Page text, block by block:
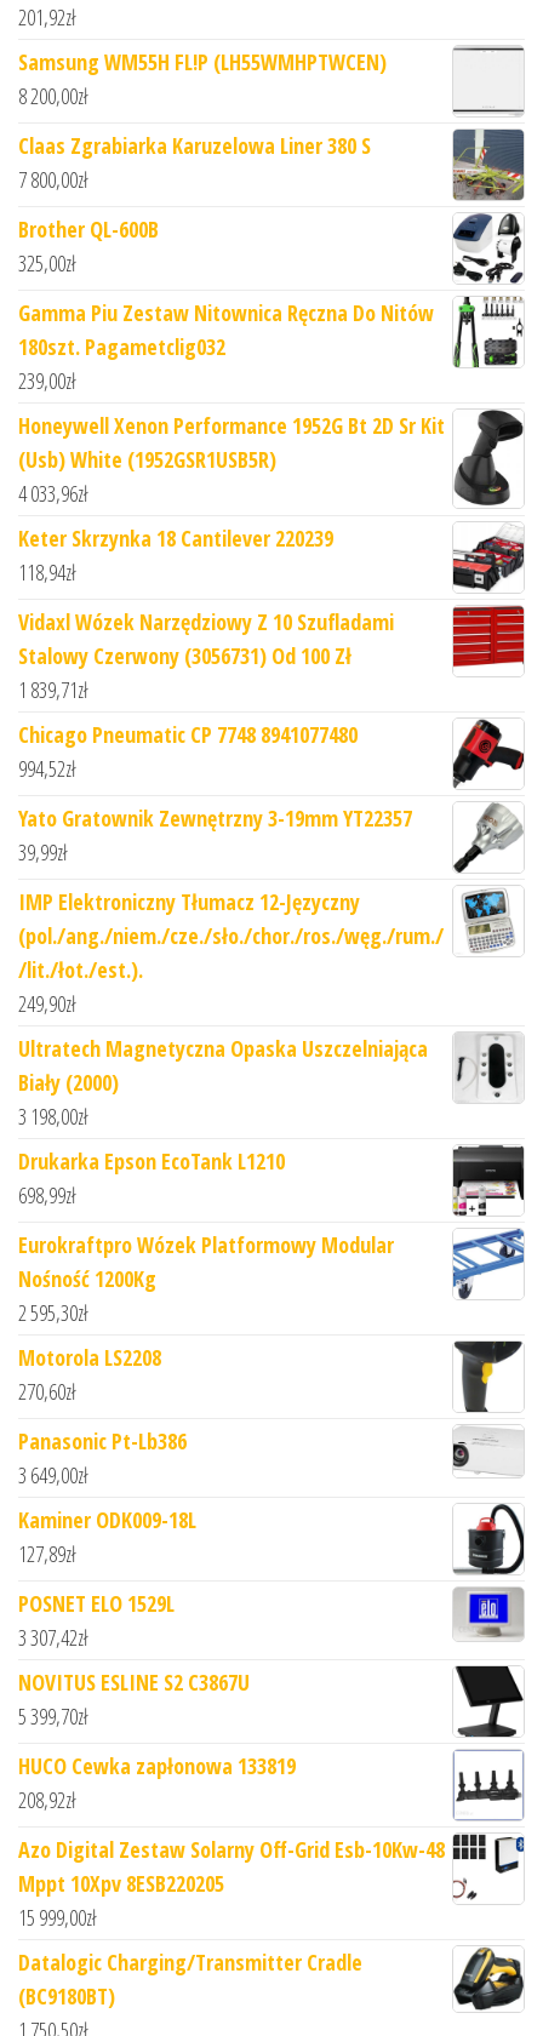
201,92zł
Samsung WM55H FL!P (LH55WMHPTWCEN)
8 200,00zł
Claas Zgrabiarka Karuzelowa Liner 380 S
7 800,00zł
Brother QL-600B
325,00zł
Gamma Piu Zestaw Nitownica Ręczna Do Nitów
180szt. Pagametclig032
239,00zł
Honeywell Xenon Performance 1952G Bt 2D Sr Kit
(Usb) White (1952GSR1USB5R)
4 033,96zł
Keter Skrzynka 18 Cantilever 220239
118,94zł
Vidaxl Wózek Narzędziowy Z 10 Szufladami
Stalowy Czerwony (3056731) Od 100 Zł
1 839,71zł
Chicago Pneumatic CP 7748 8941077480
994,52zł
Yato Gratownik Zewnętrzny 3-19mm YT22357
39,99zł
IMP Elektroniczny Tłumacz 12-Języczny
(pol./ang./niem./cze./sło./chor./ros./węg./rum./
/lit./łot./est.).
249,90zł
Ultratech Magnetyczna Opaska Uszczelniająca
Biały (2000)
3 198,00zł
Drukarka Epson EcoTank L1210
698,99zł
Eurokraftpro Wózek Platformowy Modular
Nośność 1200Kg
2 595,30zł
Motorola LS2208
270,60zł
Panasonic Pt-Lb386
3 649,00zł
Kaminer ODK009-18L
127,89zł
POSNET ELO 1529L
3 307,42zł
NOVITUS ESLINE S2 C3867U
5 399,70zł
HUCO Cewka zapłonowa 133819
208,92zł
Azo Digital Zestaw Solarny Off-Grid Esb-10Kw-48
Mppt 10Xpv 8ESB220205
15 999,00zł
Datalogic Charging/Transmitter Cradle
(BC9180BT)